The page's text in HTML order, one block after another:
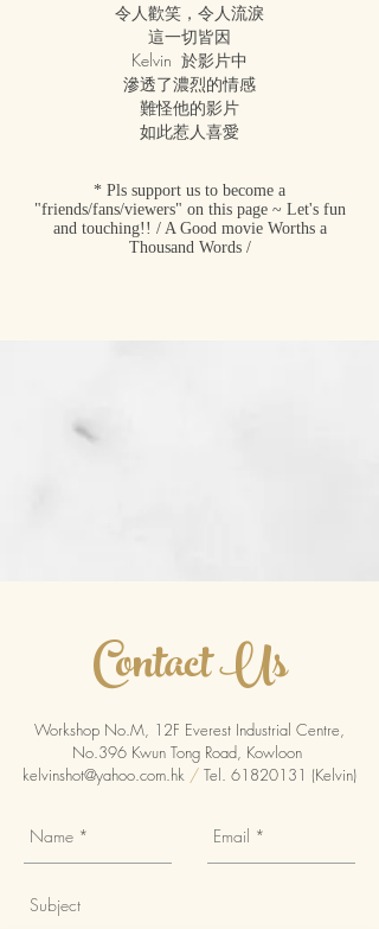
令人歡笑，令人流淚
這一切皆因
Kelvin 於影片中
滲透了濃烈的情感
難怪他的影片
如此惹人喜愛
* Pls support us to become a
"friends/fans/viewers" on this page ~ Let's fun
and touching!! / A Good movie Worths a
Thousand Words /
​Contact Us
Workshop No.M, 12F Everest Industrial Centre,
No.396 Kwun Tong Road, Kowloon
kelvinshot@yahoo.com.hk / Tel. 61820131 (Kelvin)